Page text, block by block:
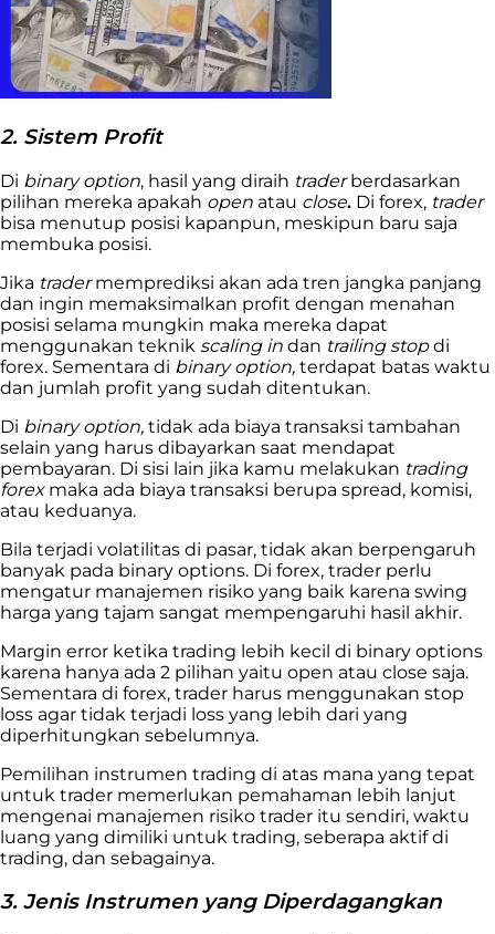
2. Sistem Profit
Di binary option, hasil yang diraih traderberdasarkan
pilihan mereka apakah open atau close. Di forex, trader
bisa menutup posisi kapanpun, meskipun baru saja
membuka posisi.
Jika tradermemprediksi akan ada tren jangka panjang
dan ingin memaksimalkan profit dengan menahan
posisi selama mungkin maka mereka dapat
menggunakan teknik scaling in dan trailing stopdi
forex. Sementara di binary option, terdapat batas waktu
dan jumlah profit yang sudah ditentukan.
Di binary option, tidak ada biaya transaksi tambahan
selain yang harus dibayarkan saat mendapat
pembayaran. Di sisi lain jika kamu melakukan trading
forexmaka ada biaya transaksi berupa spread, komisi,
atau keduanya.
Bila terjadi volatilitas di pasar, tidak akan berpengaruh
banyak pada binary options. Di forex, trader perlu
mengatur manajemen risiko yang baik karena swing
harga yang tajam sangat mempengaruhi hasil akhir.
Margin error ketika trading lebih kecil di binary options
karena hanya ada 2 pilihan yaitu open atau close saja.
Sementara di forex, trader harus menggunakan stop
loss agar tidak terjadi loss yang lebih dari yang
diperhitungkan sebelumnya.
Pemilihan instrumen trading di atas mana yang tepat
untuk trader memerlukan pemahaman lebih lanjut
mengenai manajemen risiko trader itu sendiri, waktu
luang yang dimiliki untuk trading, seberapa aktif di
trading, dan sebagainya.
3. Jenis Instrumen yang Diperdagangkan